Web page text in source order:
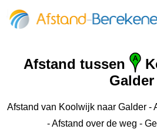
Afstand tussen
Galder
Afstand van Koolwijk naar Galder -
- Afstand over de weg -